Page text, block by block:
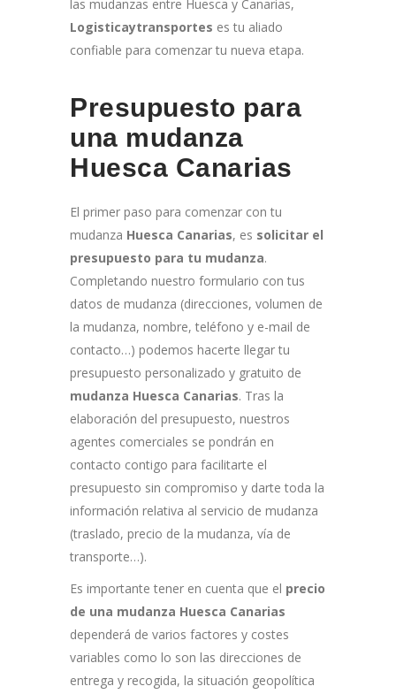
las mudanzas entre Huesca y Canarias,
Logisticaytransportes es tu aliado
confiable para comenzar tu nueva etapa.
Presupuesto para
una mudanza
Huesca Canarias
El primer paso para comenzar con tu
mudanza Huesca Canarias, es solicitar el
presupuesto para tu mudanza.
Completando nuestro formulario con tus
datos de mudanza (direcciones, volumen de
la mudanza, nombre, teléfono y e-mail de
contacto…) podemos hacerte llegar tu
presupuesto personalizado y gratuito de
mudanza Huesca Canarias. Tras la
elaboración del presupuesto, nuestros
agentes comerciales se pondrán en
contacto contigo para facilitarte el
presupuesto sin compromiso y darte toda la
información relativa al servicio de mudanza
(traslado, precio de la mudanza, vía de
transporte…).
Es importante tener en cuenta que el precio
de una mudanza Huesca Canarias
dependerá de varios factores y costes
variables como lo son las direcciones de
entrega y recogida, la situación geopolítica